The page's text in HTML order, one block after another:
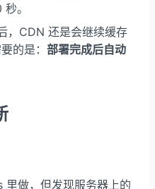
。
，CDN 还是会继续缓存
的是： 部署完成后自动
做，但发现服务器上的